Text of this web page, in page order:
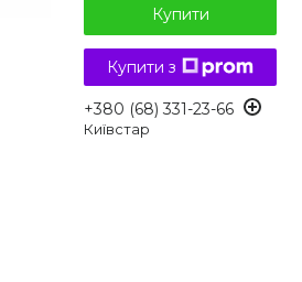
Купити
Купити з
+380 (68) 331-23-66
Київстар